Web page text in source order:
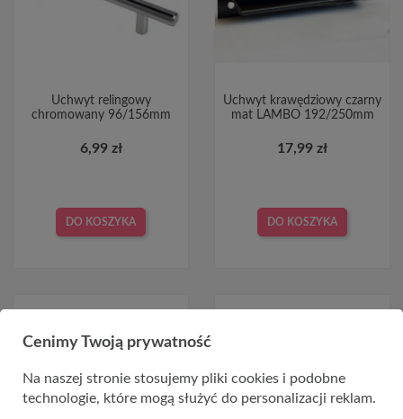
Uchwyt relingowy
chromowany 96/156mm
6,99 zł
DO KOSZYKA
Uchwyt krawędziowy czarny
mat LAMBO 192/250mm
17,99 zł
DO KOSZYKA
Cenimy Twoją prywatność
Na naszej stronie stosujemy pliki cookies i podobne
technologie, które mogą służyć do personalizacji reklam.